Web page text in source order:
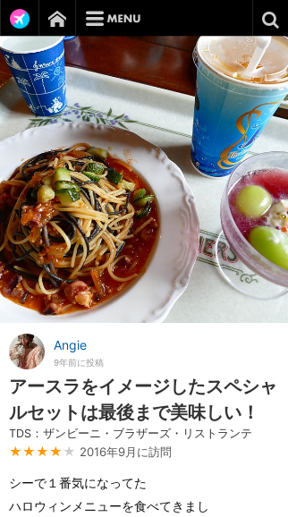
Angie
9年前に投稿
アースラをイメージしたスペシャ
ルセットは最後まで美味しい！
TDS：ザンビーニ・ブラザーズ・リストランテ
★★★★ ★ 2016年9月に訪問
シーで１番気になってた
ハロウィンメニューを食べてきまし